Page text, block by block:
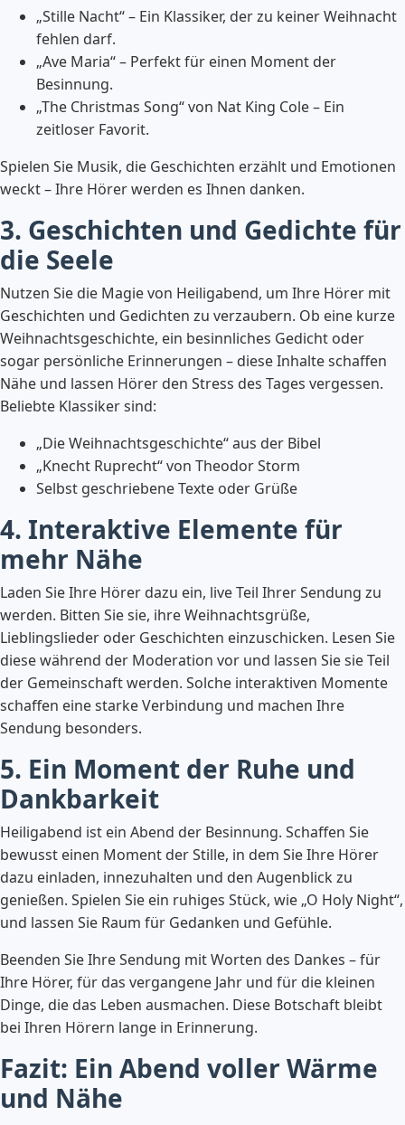
„Stille Nacht“ – Ein Klassiker, der zu keiner Weihnacht
fehlen darf.
„Ave Maria“ – Perfekt für einen Moment der
Besinnung.
„The Christmas Song“ von Nat King Cole – Ein
zeitloser Favorit.
Spielen Sie Musik, die Geschichten erzählt und Emotionen
weckt – Ihre Hörer werden es Ihnen danken.
3. Geschichten und Gedichte für
die Seele
Nutzen Sie die Magie von Heiligabend, um Ihre Hörer mit
Geschichten und Gedichten zu verzaubern. Ob eine kurze
Weihnachtsgeschichte, ein besinnliches Gedicht oder
sogar persönliche Erinnerungen – diese Inhalte schaffen
Nähe und lassen Hörer den Stress des Tages vergessen.
Beliebte Klassiker sind:
„Die Weihnachtsgeschichte“ aus der Bibel
„Knecht Ruprecht“ von Theodor Storm
Selbst geschriebene Texte oder Grüße
4. Interaktive Elemente für
mehr Nähe
Laden Sie Ihre Hörer dazu ein, live Teil Ihrer Sendung zu
werden. Bitten Sie sie, ihre Weihnachtsgrüße,
Lieblingslieder oder Geschichten einzuschicken. Lesen Sie
diese während der Moderation vor und lassen Sie sie Teil
der Gemeinschaft werden. Solche interaktiven Momente
schaffen eine starke Verbindung und machen Ihre
Sendung besonders.
5. Ein Moment der Ruhe und
Dankbarkeit
Heiligabend ist ein Abend der Besinnung. Schaffen Sie
bewusst einen Moment der Stille, in dem Sie Ihre Hörer
dazu einladen, innezuhalten und den Augenblick zu
genießen. Spielen Sie ein ruhiges Stück, wie „O Holy Night“,
und lassen Sie Raum für Gedanken und Gefühle.
Beenden Sie Ihre Sendung mit Worten des Dankes – für
Ihre Hörer, für das vergangene Jahr und für die kleinen
Dinge, die das Leben ausmachen. Diese Botschaft bleibt
bei Ihren Hörern lange in Erinnerung.
Fazit: Ein Abend voller Wärme
und Nähe